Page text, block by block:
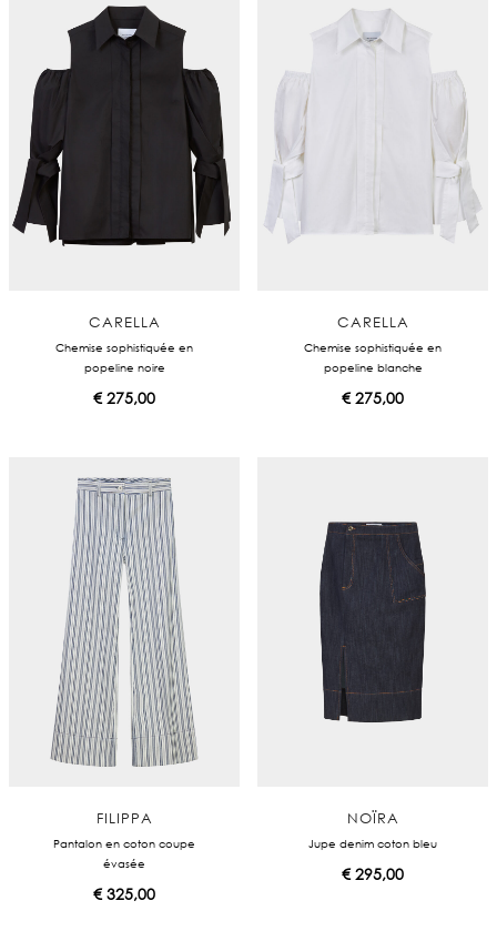
CARELLA
Chemise sophistiquée en
popeline noire
€275,00
CARELLA
Chemise sophistiquée en
popeline blanche
€275,00
FILIPPA
Pantalon en coton coupe
évasée
€325,00
NOÏRA
Jupe denim coton bleu
€295,00